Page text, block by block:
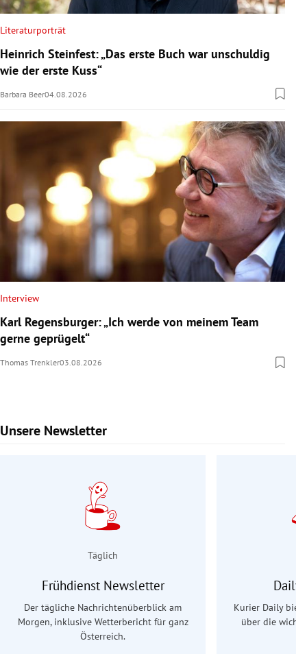
Literaturporträt
Heinrich Steinfest: „Das erste Buch war unschuldig
wie der erste Kuss“
Barbara Beer04.08.2026
Interview
Karl Regensburger: „Ich werde von meinem Team
gerne geprügelt“
Thomas Trenkler03.08.2026
Unsere Newsletter
Slide 1 von 9
Täglich
Frühdienst Newsletter
Der tägliche Nachrichtenüberblick am
Morgen, inklusive Wetterbericht für ganz
Österreich.
Daily
Kurier Daily
über die